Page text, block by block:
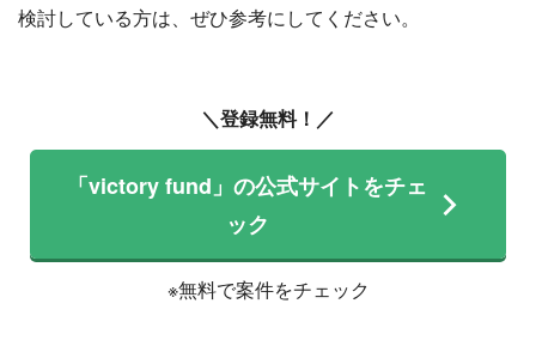
検討している方は、ぜひ参考にしてください。
＼登録無料！／
「victory fund」の公式サイトをチェ
ック
※無料で案件をチェック